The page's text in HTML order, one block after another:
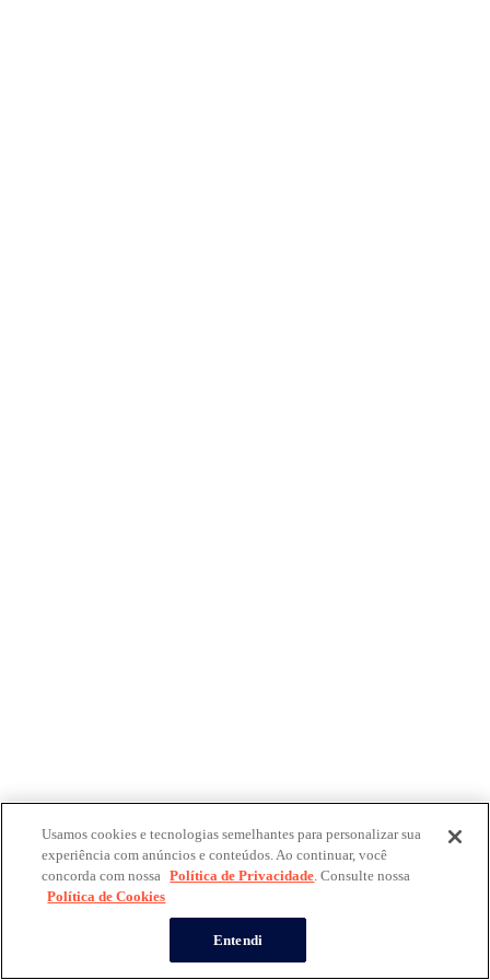
Usamos cookies e tecnologias semelhantes para personalizar sua
experiência com anúncios e conteúdos. Ao continuar, você
concorda com nossa Política de Privacidade. Consulte nossa
Política de Cookies
Entendi